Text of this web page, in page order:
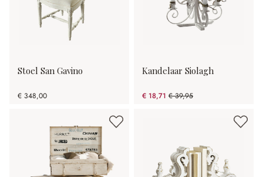
Stoel San Gavino
€ 348,00
Kandelaar Siolagh
€ 18,71 € 39,95
(53.17% gespart)